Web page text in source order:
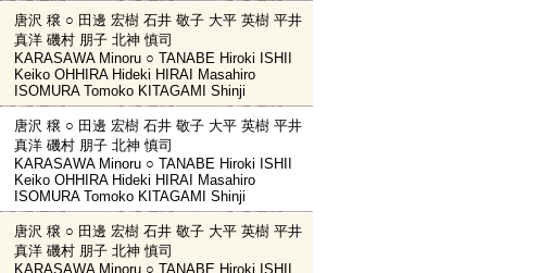
唐沢 穣 ○ 田邊 宏樹 石井 敬子 大平 英樹 平井
真洋 磯村 朋子 北神 慎司
KARASAWA Minoru ○ TANABE Hiroki ISHII
Keiko OHHIRA Hideki HIRAI Masahiro
ISOMURA Tomoko KITAGAMI Shinji
唐沢 穣 ○ 田邊 宏樹 石井 敬子 大平 英樹 平井
真洋 磯村 朋子 北神 慎司
KARASAWA Minoru ○ TANABE Hiroki ISHII
Keiko OHHIRA Hideki HIRAI Masahiro
ISOMURA Tomoko KITAGAMI Shinji
唐沢 穣 ○ 田邊 宏樹 石井 敬子 大平 英樹 平井
真洋 磯村 朋子 北神 慎司
KARASAWA Minoru ○ TANABE Hiroki ISHII